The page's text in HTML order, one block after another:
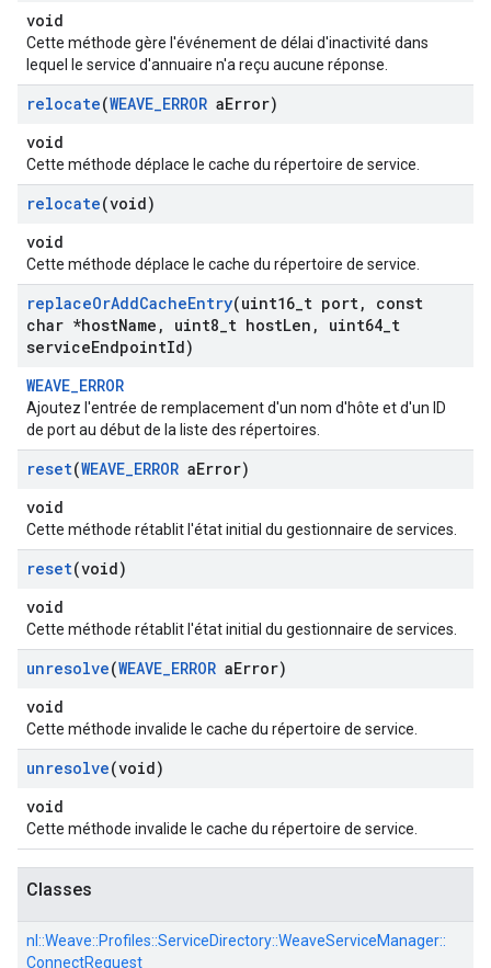
void
Cette méthode gère l'événement de délai d'inactivité dans
lequel le service d'annuaire n'a reçu aucune réponse.
relocate(WEAVE_ERROR aError)
void
Cette méthode déplace le cache du répertoire de service.
relocate(void)
void
Cette méthode déplace le cache du répertoire de service.
replaceOrAddCacheEntry(uint16 t port,
const
char *hostName , uint8 t hostLen , uint64 t
serviceEndpointId)
WEAVE_ERROR
Ajoutez l'entrée de remplacement d'un nom d'hôte et d'un ID
de port au début de la liste des répertoires.
reset(WEAVE_ERROR aError)
void
Cette méthode rétablit l'état initial du gestionnaire de services.
reset(void)
void
Cette méthode rétablit l'état initial du gestionnaire de services.
unresolve(WEAVE_ERROR aError)
void
Cette méthode invalide le cache du répertoire de service.
unresolve(void)
void
Cette méthode invalide le cache du répertoire de service.
Classes
nl::Weave::Profiles::ServiceDirectory::WeaveServiceManager::
ConnectRequest